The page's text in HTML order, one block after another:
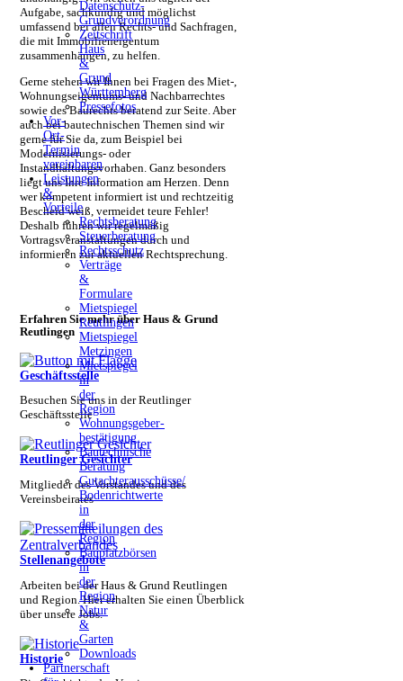
Datenschutz-
Grundverordnung
Zeitschrift
Haus
&
Grund
Württemberg
Pressefotos
Vor-
Ort-
Termin
vereinbaren
Leistungen
&
Vorteile
Rechtsberatung
Steuerberatung
Rechtsschutz
Verträge
&
Formulare
Mietspiegel
Reutlingen
Mietspiegel
Metzingen
Mietspiegel
in
der
Region
Wohnungsgeber­
bestätigung
Bautechnische
Beratung
Gutachterausschüsse/​
Bodenrichtwerte
in
der
Region
Bauplatzbörsen
in
der
Region
Natur
&
Garten
Downloads
Partnerschaft
Aufgabe, sachkundig und möglichst
umfassend bei allen Rechts- und Sachfragen,
die mit Immobilieneigentum
zusammenhängen, zu helfen.
Gerne stehen wir Ihnen bei Fragen des Miet-,
Wohnungseigentums- und Nachbarrechtes
sowie des Baurechts beratend zur Seite. Aber
auch bei bautechnischen Themen sind wir
gerne für Sie da, zum Beispiel bei
Modernisierungs- oder
Instandhaltungsvorhaben. Ganz besonders
liegt uns Ihre Information am Herzen. Denn
wer kompetent informiert ist und rechtzeitig
Bescheid weiß, vermeidet teure Fehler!
Deshalb führen wir regelmäßig
Vortragsveranstaltungen durch und
informieren zur aktuellen Rechtsprechung.
Erfahren Sie mehr über Haus & Grund
Reutlingen
Geschäftsstelle
Besuchen Sie uns in der Reutlinger
Geschäftsstelle
Reutlinger Gesichter
Mitglieder des Vorstandes und des
Vereinsbeirates
Stellenangebote
Arbeiten bei der Haus & Grund Reutlingen
und Region. Hier erhalten Sie einen Überblick
über unsere Jobs.
Historie